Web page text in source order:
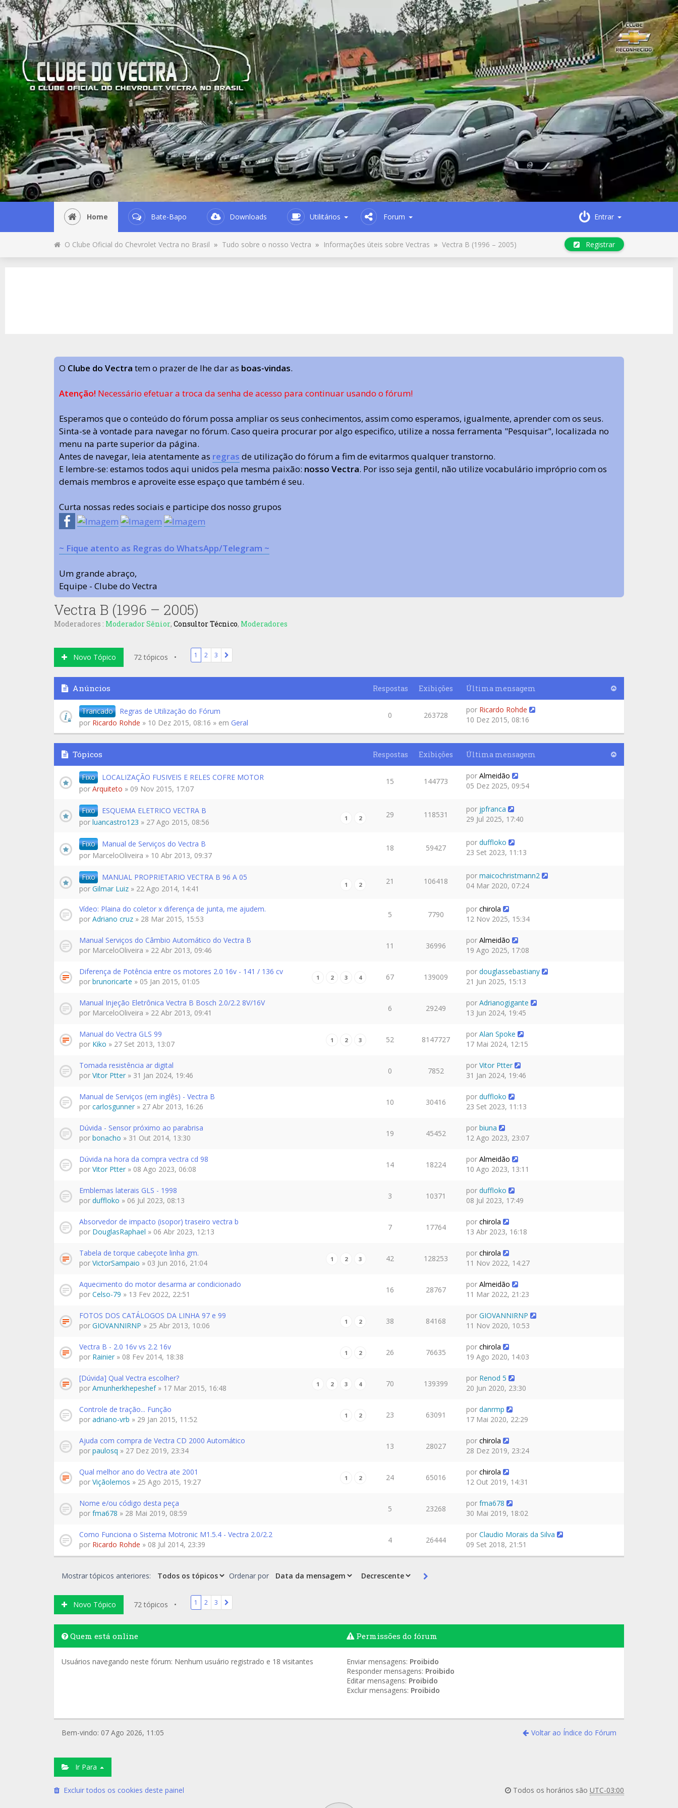
Home Bate-Bapo Downloads Utilitários Forum Entrar
O Clube Oficial do Chevrolet Vectra no Brasil » Tudo sobre o nosso Vectra » Informações úteis sobre Vectras » Vectra B (1996 – 2005) Registrar
O Clube do Vectra tem o prazer de lhe dar as boas-vindas.
Atenção! Necessário efetuar a troca da senha de acesso para continuar usando o fórum!
Esperamos que o conteúdo do fórum possa ampliar os seus conhecimentos, assim como esperamos, igualmente, aprender com os seus.
Sinta-se à vontade para navegar no fórum. Caso queira procurar por algo especifico, utilize a nossa ferramenta "Pesquisar", localizada no
menu na parte superior da página.
Antes de navegar, leia atentamente as regras de utilização do fórum a fim de evitarmos qualquer transtorno.
E lembre-se: estamos todos aqui unidos pela mesma paixão: nosso Vectra. Por isso seja gentil, não utilize vocabulário impróprio com os
demais membros e aproveite esse espaço que também é seu.
Curta nossas redes sociais e participe dos nosso grupos
~ Fique atento as Regras do WhatsApp/Telegram ~
Um grande abraço,
Equipe - Clube do Vectra
Vectra B (1996 – 2005)
Moderadores : Moderador Sênior, Consultor Técnico, Moderadores
Novo Tópico 72 tópicos • 1 2 3
Anúncios Respostas Exibições Última mensagem
Trancado
Regras de Utilização do Fórum
por Ricardo Rohde » 10 Dez 2015, 08:16 » em Geral
0 263728
por Ricardo Rohde
10 Dez 2015, 08:16
Tópicos Respostas Exibições Última mensagem
Fixo
LOCALIZAÇÃO FUSIVEIS E RELES COFRE MOTOR
por Arquiteto » 09 Nov 2015, 17:07
15 144773
por Almeidão
05 Dez 2025, 09:54
Fixo ESQUEMA ELETRICO VECTRA B
1 2
por luancastro123 » 27 Ago 2015, 08:56
29 118531
por jpfranca
29 Jul 2025, 17:40
Fixo
Manual de Serviços do Vectra B
por MarceloOliveira » 10 Abr 2013, 09:37
18 59427
por duffloko
23 Set 2023, 11:13
Fixo MANUAL PROPRIETARIO VECTRA B 96 A 05
1 2
por Gilmar Luiz » 22 Ago 2014, 14:41
21 106418
por maicochristmann2
04 Mar 2020, 07:24
Vídeo: Plaina do coletor x diferença de junta, me ajudem.
por Adriano cruz » 28 Mar 2015, 15:53 5 7790
por chirola
12 Nov 2025, 15:34
Manual Serviços do Câmbio Automático do Vectra B
por MarceloOliveira » 22 Abr 2013, 09:46 11 36996
por Almeidão
19 Ago 2025, 17:08
Diferença de Potência entre os motores 2.0 16v - 141 / 136 cv
1 2 3 4
por brunoricarte » 05 Jan 2015, 01:05 67 139009
por douglassebastiany
21 Jun 2025, 15:13
Manual Injeção Eletrônica Vectra B Bosch 2.0/2.2 8V/16V
por MarceloOliveira » 22 Abr 2013, 09:41 6 29249
por Adrianogigante
13 Jun 2024, 19:45
Manual do Vectra GLS 99
1 2 3
por Kiko » 27 Set 2013, 13:07 52 8147727
por Alan Spoke
17 Mai 2024, 12:15
Tomada resistência ar digital
por Vitor Ptter » 31 Jan 2024, 19:46 0 7852
por Vitor Ptter
31 Jan 2024, 19:46
Manual de Serviços (em inglês) - Vectra B
por carlosgunner » 27 Abr 2013, 16:26 10 30416
por duffloko
23 Set 2023, 11:13
Dúvida - Sensor próximo ao parabrisa
por bonacho » 31 Out 2014, 13:30 19 45452
por biuna
12 Ago 2023, 23:07
Dúvida na hora da compra vectra cd 98
por Vitor Ptter » 08 Ago 2023, 06:08 14 18224
por Almeidão
10 Ago 2023, 13:11
Emblemas laterais GLS - 1998
por duffloko » 06 Jul 2023, 08:13 3 10371
por duffloko
08 Jul 2023, 17:49
Absorvedor de impacto (isopor) traseiro vectra b
por DouglasRaphael » 06 Abr 2023, 12:13 7 17764
por chirola
13 Abr 2023, 16:18
Tabela de torque cabeçote linha gm.
1 2 3
por VictorSampaio » 03 Jun 2016, 21:04 42 128253
por chirola
11 Nov 2022, 14:27
Aquecimento do motor desarma ar condicionado
por Celso-79 » 13 Fev 2022, 22:51 16 28767
por Almeidão
11 Mar 2022, 21:23
FOTOS DOS CATÁLOGOS DA LINHA 97 e 99
1 2
por GIOVANNIRNP » 25 Abr 2013, 10:06 38 84168
por GIOVANNIRNP
11 Nov 2020, 10:53
Vectra B - 2.0 16v vs 2.2 16v
1 2
por Rainier » 08 Fev 2014, 18:38 26 76635
por chirola
19 Ago 2020, 14:03
[Dúvida] Qual Vectra escolher?
1 2 3 4
por Amunherkhepeshef» 17 Mar 2015, 16:48 70 139399
por Renod 5
20 Jun 2020, 23:30
Controle de tração... Função
1 2
por adriano-vrb » 29 Jan 2015, 11:52 23 63091
por danrmp
17 Mai 2020, 22:29
Ajuda com compra de Vectra CD 2000 Automático
por paulosq » 27 Dez 2019, 23:34 13 28027
por chirola
28 Dez 2019, 23:24
Qual melhor ano do Vectra ate 2001
1 2
por Viçãolemos » 25 Ago 2015, 19:27 24 65016
por chirola
12 Out 2019, 14:31
Nome e/ou código desta peça
por fma678 » 28 Mai 2019, 08:59 5 23268
por fma678
30 Mai 2019, 18:02
Como Funciona o Sistema Motronic M1.5.4 - Vectra 2.0/2.2
por Ricardo Rohde » 08 Jul 2014, 23:39 4 26444
por Claudio Morais da Silva
09 Set 2018, 21:51
Mostrar tópicos anteriores: Ordenar por
Novo Tópico 72 tópicos • 1 2 3
Quem está online
Usuários navegando neste fórum: Nenhum usuário registrado e 18 visitantes
Permissões do fórum
Enviar mensagens: Proibido
Responder mensagens: Proibido
Editar mensagens: Proibido
Excluir mensagens: Proibido
Bem-vindo: 07 Ago 2026, 11:05 Voltar ao Índice do Fórum
Ir Para
Excluir todos os cookies deste painel Todos os horários são UTC-03:00